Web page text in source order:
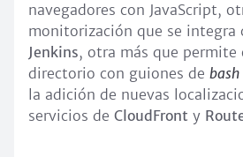
navegadores con JavaScript,
monitorización que se integra
Jenkins, otra más que permite
directorio con guiones de bash
la adición de nuevas
servicios de CloudFront y